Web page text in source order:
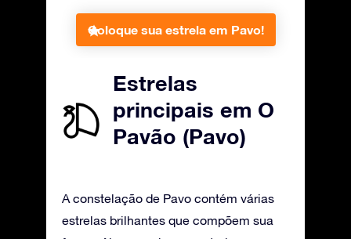
Coloque sua estrela em Pavo!
Estrelas
principais em O
Pavão (Pavo)
A constelação de Pavo contém várias
estrelas brilhantes que compõem sua